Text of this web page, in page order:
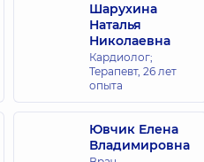
Шарухина
Наталья
Николаевна
Кардиолог;
Терапевт, 26 лет
опыта
Ювчик Елена
Владимировна